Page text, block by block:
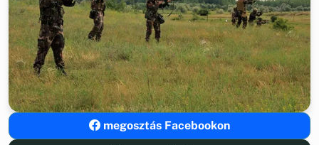
megosztás Facebookon